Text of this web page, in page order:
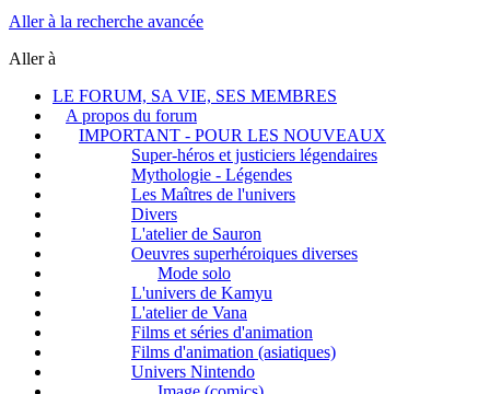
Aller à la recherche avancée
Aller à
LE FORUM, SA VIE, SES MEMBRES
A propos du forum
IMPORTANT - POUR LES NOUVEAUX
Super-héros et justiciers légendaires
Mythologie - Légendes
Les Maîtres de l'univers
Divers
L'atelier de Sauron
Oeuvres superhéroiques diverses
Mode solo
L'univers de Kamyu
L'atelier de Vana
Films et séries d'animation
Films d'animation (asiatiques)
Univers Nintendo